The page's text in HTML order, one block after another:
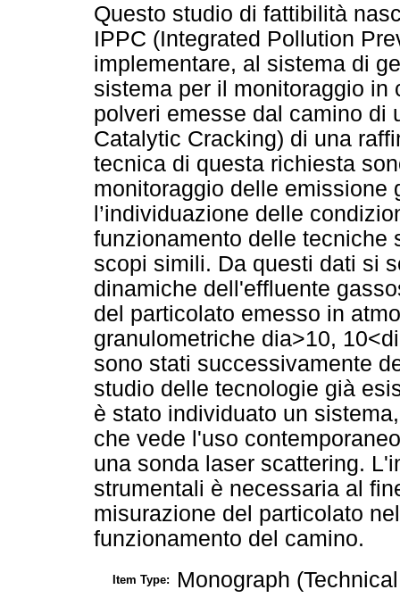
Questo studio di fattibilità
IPPC (Integrated Pollution
implementare, al sistema di
sistema per il monitoraggio
polveri emesse dal camino di
Catalytic Cracking) di una
tecnica di questa richiesta
monitoraggio delle emissione
l’individuazione delle
funzionamento delle tecniche
scopi simili. Da questi dati si
dinamiche dell'effluente
del particolato emesso in
granulometriche dia>10,
sono stati successivamente
studio delle tecnologie già
è stato individuato un
che vede l'uso
una sonda laser scattering.
strumentali è necessaria al
misurazione del particolato
funzionamento del camino.
Item Type: Monograph